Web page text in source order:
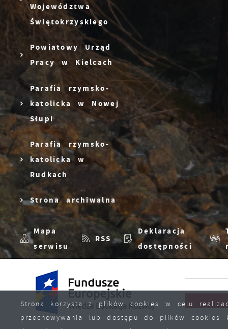
Województwa
Świętokrzyskiego
Powiatowy Urząd
Pracy w Kielcach
Parafia rzymsko-
katolicka w Nowej
Słupi
Parafia rzymsko-
katolicka w
Rudkach
Strona archiwalna
Mapa
serwisu
RSS
Deklaracja
dostępności
Strona korzysta z plików cookies w celu
przechowywania lub dostępu do plików cookies